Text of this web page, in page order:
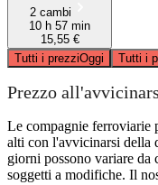
2 cambi
10 h 57 min
15,55 €
Tutti i prezziOggi Tutti i
Prezzo
Le compagnie ferroviarie
alti con l'avvicinarsi della
giorni possono variare da
soggetti a modifiche. Il